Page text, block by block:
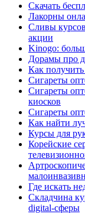
Скачать
Лакорны
Сливы
акции
Kinogo:
Дорамы про
Как
Сигареты
Сигареты
киосков
Сигареты
Как найти
Курсы для
Корейские
Где искать
Складчина
digital-сферы